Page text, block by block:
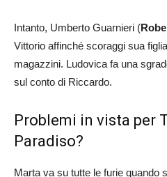
Intanto, Umberto Guarnieri (
Vittorio affinché scoraggi sua
magazzini. Ludovica fa una
sul conto di Riccardo.
Problemi in vista per
Paradiso?
Marta va su tutte le furie quando